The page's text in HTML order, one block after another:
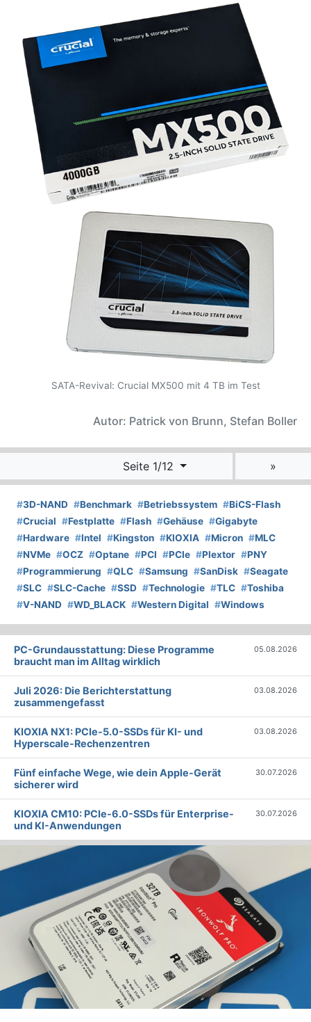
SATA-Revival: Crucial MX500 mit 4 TB im Test
Autor: Patrick von Brunn, Stefan Boller
Seite 1/12 »
#3D-NAND #Benchmark #Betriebssystem #BiCS-Flash
#Crucial #Festplatte #Flash #Gehäuse #Gigabyte
#Hardware #Intel #Kingston #KIOXIA #Micron #MLC
#NVMe #OCZ #Optane #PCI #PCIe #Plextor #PNY
#Programmierung #QLC #Samsung #SanDisk #Seagate
#SLC #SLC-Cache #SSD #Technologie #TLC #Toshiba
#V-NAND #WD_BLACK #Western Digital #Windows
PC-Grundausstattung: Diese Programme
braucht man im Alltag wirklich
05.08.2026
Juli 2026: Die Bericht­erstattung
zusammengefasst
03.08.2026
KIOXIA NX1: PCIe-5.0-SSDs für KI- und
Hyperscale-Rechenzentren
03.08.2026
Fünf einfache Wege, wie dein Apple-Gerät
sicherer wird
30.07.2026
KIOXIA CM10: PCIe-6.0-SSDs für Enterprise-
und KI-Anwendungen
30.07.2026